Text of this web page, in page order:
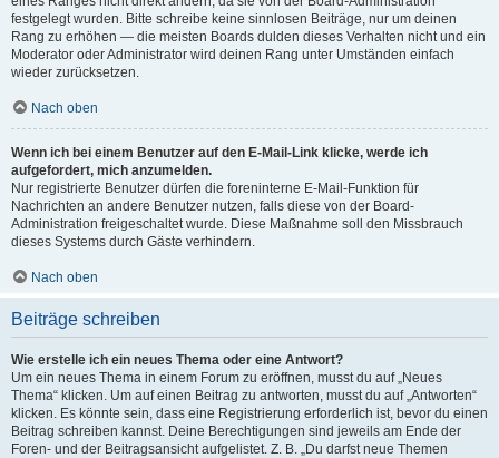
festgelegt wurden. Bitte schreibe keine sinnlosen Beiträge, nur um deinen
Rang zu erhöhen — die meisten Boards dulden dieses Verhalten nicht und ein
Moderator oder Administrator wird deinen Rang unter Umständen einfach
wieder zurücksetzen.
Nach oben
Wenn ich bei einem Benutzer auf den E-Mail-Link klicke, werde ich
aufgefordert, mich anzumelden.
Nur registrierte Benutzer dürfen die foreninterne E-Mail-Funktion für
Nachrichten an andere Benutzer nutzen, falls diese von der Board-
Administration freigeschaltet wurde. Diese Maßnahme soll den Missbrauch
dieses Systems durch Gäste verhindern.
Nach oben
Beiträge schreiben
Wie erstelle ich ein neues Thema oder eine Antwort?
Um ein neues Thema in einem Forum zu eröffnen, musst du auf „Neues
Thema“ klicken. Um auf einen Beitrag zu antworten, musst du auf „Antworten“
klicken. Es könnte sein, dass eine Registrierung erforderlich ist, bevor du einen
Beitrag schreiben kannst. Deine Berechtigungen sind jeweils am Ende der
Foren- und der Beitragsansicht aufgelistet. Z. B. „Du darfst neue Themen